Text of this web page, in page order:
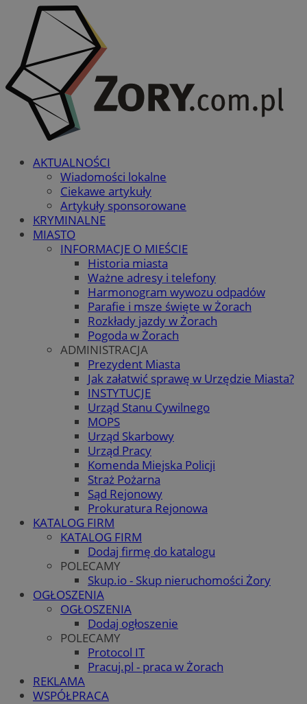
AKTUALNOŚCI
Wiadomości lokalne
Ciekawe artykuły
Artykuły sponsorowane
KRYMINALNE
MIASTO
INFORMACJE O MIEŚCIE
Historia miasta
Ważne adresy i telefony
Harmonogram wywozu odpadów
Parafie i msze święte w Żorach
Rozkłady jazdy w Żorach
Pogoda w Żorach
ADMINISTRACJA
Prezydent Miasta
Jak załatwić sprawę w Urzędzie Miasta?
INSTYTUCJE
Urząd Stanu Cywilnego
MOPS
Urząd Skarbowy
Urząd Pracy
Komenda Miejska Policji
Straż Pożarna
Sąd Rejonowy
Prokuratura Rejonowa
KATALOG FIRM
KATALOG FIRM
Dodaj firmę do katalogu
POLECAMY
Skup.io - Skup nieruchomości Żory
OGŁOSZENIA
OGŁOSZENIA
Dodaj ogłoszenie
POLECAMY
Protocol IT
Pracuj.pl - praca w Żorach
REKLAMA
WSPÓŁPRACA